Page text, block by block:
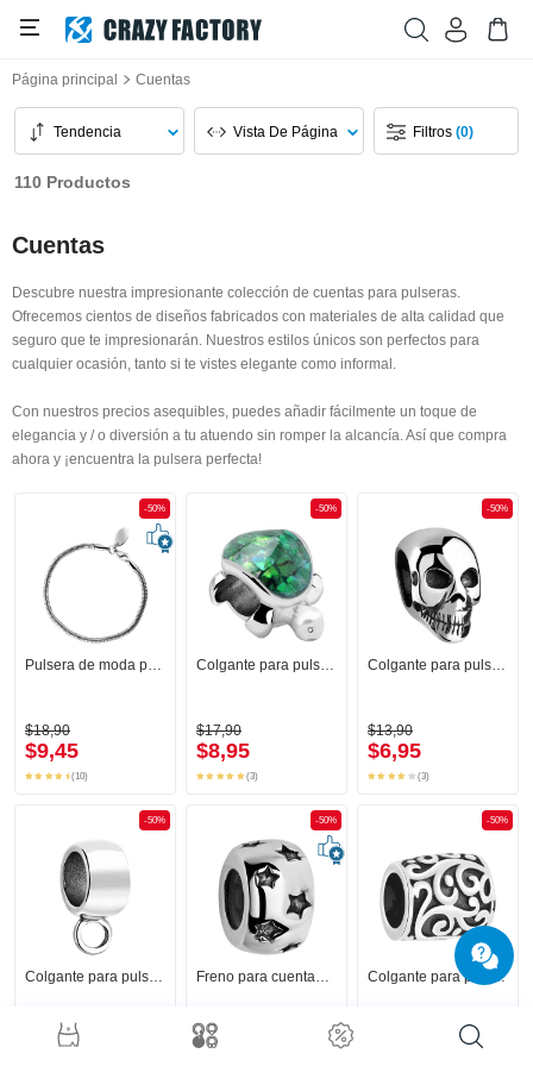
Página principal Cuentas
Tendencia Vista De Página Filtros(0)
110 Productos
Cuentas
Descubre nuestra impresionante colección de cuentas para pulseras.
Ofrecemos cientos de diseños fabricados con materiales de alta calidad que
seguro que te impresionarán. Nuestros estilos únicos son perfectos para
cualquier ocasión, tanto si te vistes elegante como informal.
Con nuestros precios asequibles, puedes añadir fácilmente un toque de
elegancia y / o diversión a tu atuendo sin romper la alcancía. Así que compra
ahora y ¡encuentra la pulsera perfecta!
-50%
Pulsera de moda para cuentas
$18,90
$9,45
(10)
-50%
Colgante para pulseras
$17,90
$8,95
(3)
-50%
Colgante para pulseras
$13,90
$6,95
(3)
-50%
$13,90
-50%
$14,90
-50%
Colgante para pulseras